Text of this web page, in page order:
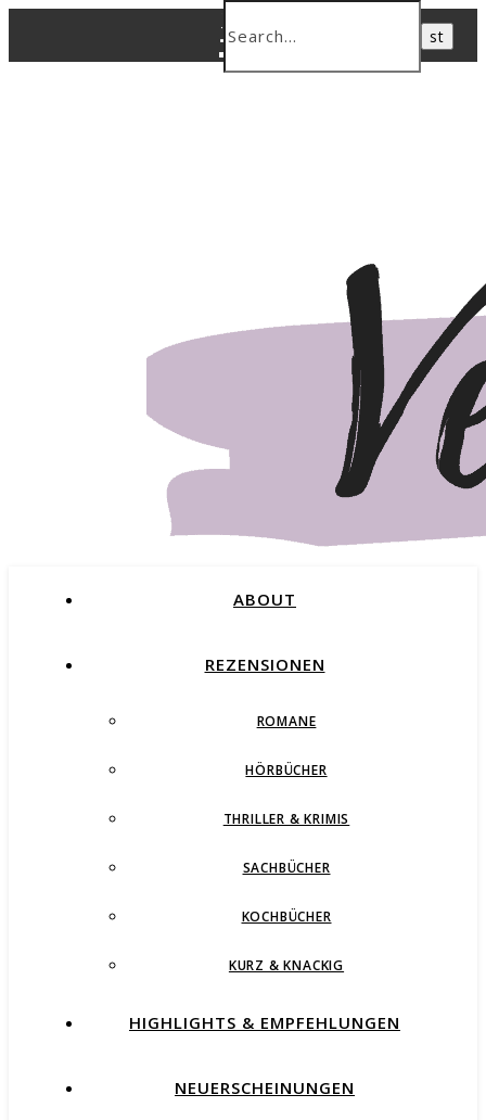
ABOUT
REZENSIONEN
ROMANE
HÖRBÜCHER
THRILLER & KRIMIS
SACHBÜCHER
KOCHBÜCHER
KURZ & KNACKIG
HIGHLIGHTS & EMPFEHLUNGEN
NEUERSCHEINUNGEN